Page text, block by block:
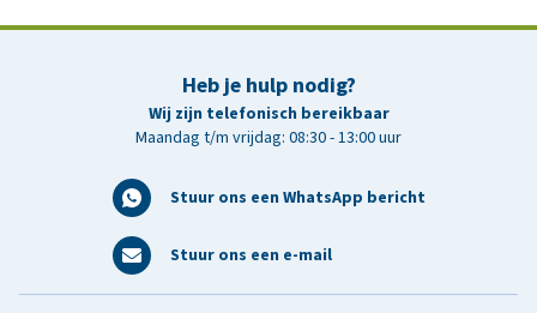
Heb je hulp nodig?
Wij zijn telefonisch bereikbaar
Maandag t/m vrijdag: 08:30 - 13:00 uur
Stuur ons een WhatsApp bericht
Stuur ons een e-mail